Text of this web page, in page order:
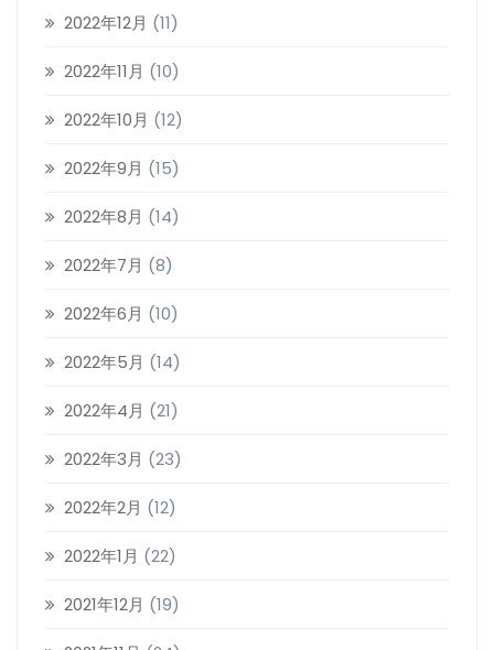
2022年12月 (11)
2022年11月 (10)
2022年10月 (12)
2022年9月 (15)
2022年8月 (14)
2022年7月 (8)
2022年6月 (10)
2022年5月 (14)
2022年4月 (21)
2022年3月 (23)
2022年2月 (12)
2022年1月 (22)
2021年12月 (19)